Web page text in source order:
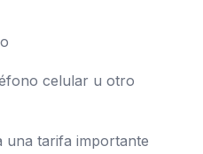
celular u otro
una tarifa importante